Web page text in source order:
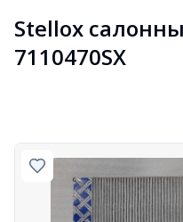
Stellox
7110470SX